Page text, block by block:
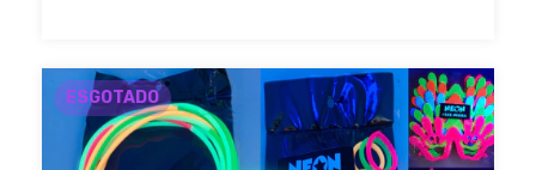
ESGOTADO